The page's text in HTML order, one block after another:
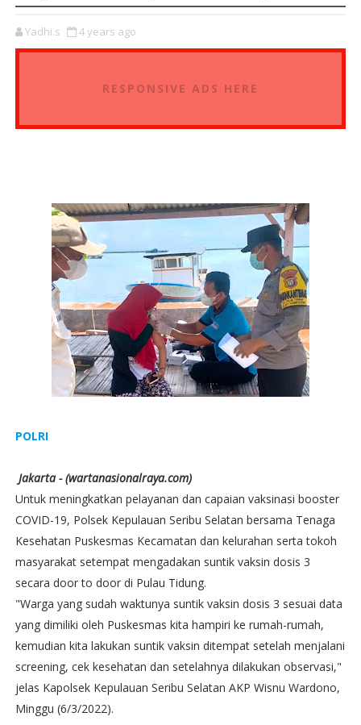
Yadhi.s 4 years ago
RESPONSIVE ADS HERE
POLRI
Jakarta - (wartanasionalraya.com)
Untuk meningkatkan pelayanan dan capaian vaksinasi booster
COVID-19, Polsek Kepulauan Seribu Selatan bersama Tenaga
Kesehatan Puskesmas Kecamatan dan kelurahan serta tokoh
masyarakat setempat mengadakan suntik vaksin dosis 3
secara door to door di Pulau Tidung.
"Warga yang sudah waktunya suntik vaksin dosis 3 sesuai data
yang dimiliki oleh Puskesmas kita hampiri ke rumah-rumah,
kemudian kita lakukan suntik vaksin ditempat setelah menjalani
screening, cek kesehatan dan setelahnya dilakukan observasi,"
jelas Kapolsek Kepulauan Seribu Selatan AKP Wisnu Wardono,
Minggu (6/3/2022).